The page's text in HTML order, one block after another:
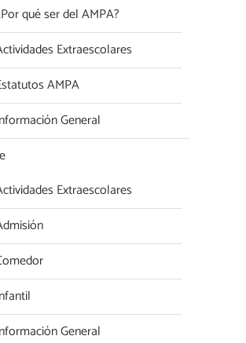
qué ser del AMPA?
Extraescolares
AMPA
General
Extraescolares
General